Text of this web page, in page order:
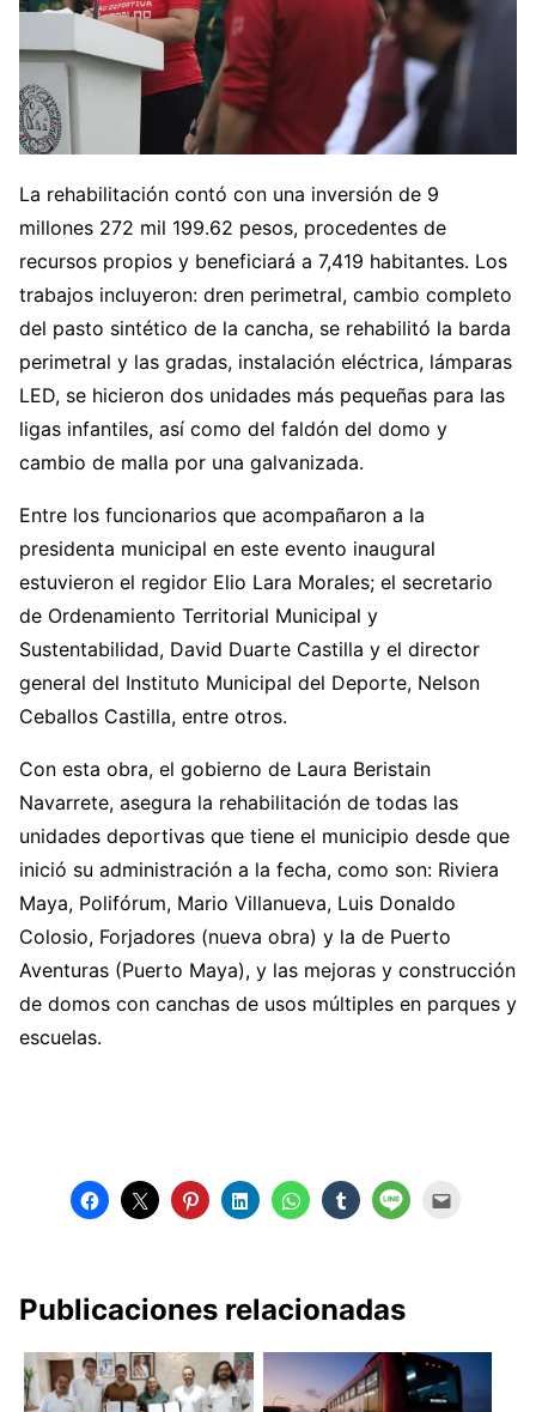
La rehabilitación contó con una inversión de 9
millones 272 mil 199.62 pesos, procedentes de
recursos propios y beneficiará a 7,419 habitantes. Los
trabajos incluyeron: dren perimetral, cambio completo
del pasto sintético de la cancha, se rehabilitó la barda
perimetral y las gradas, instalación eléctrica, lámparas
LED, se hicieron dos unidades más pequeñas para las
ligas infantiles, así como del faldón del domo y
cambio de malla por una galvanizada.
Entre los funcionarios que acompañaron a la
presidenta municipal en este evento inaugural
estuvieron el regidor Elio Lara Morales; el secretario
de Ordenamiento Territorial Municipal y
Sustentabilidad, David Duarte Castilla y el director
general del Instituto Municipal del Deporte, Nelson
Ceballos Castilla, entre otros.
Con esta obra, el gobierno de Laura Beristain
Navarrete, asegura la rehabilitación de todas las
unidades deportivas que tiene el municipio desde que
inició su administración a la fecha, como son: Riviera
Maya, Polifórum, Mario Villanueva, Luis Donaldo
Colosio, Forjadores (nueva obra) y la de Puerto
Aventuras (Puerto Maya), y las mejoras y construcción
de domos con canchas de usos múltiples en parques y
escuelas.
Publicaciones relacionadas